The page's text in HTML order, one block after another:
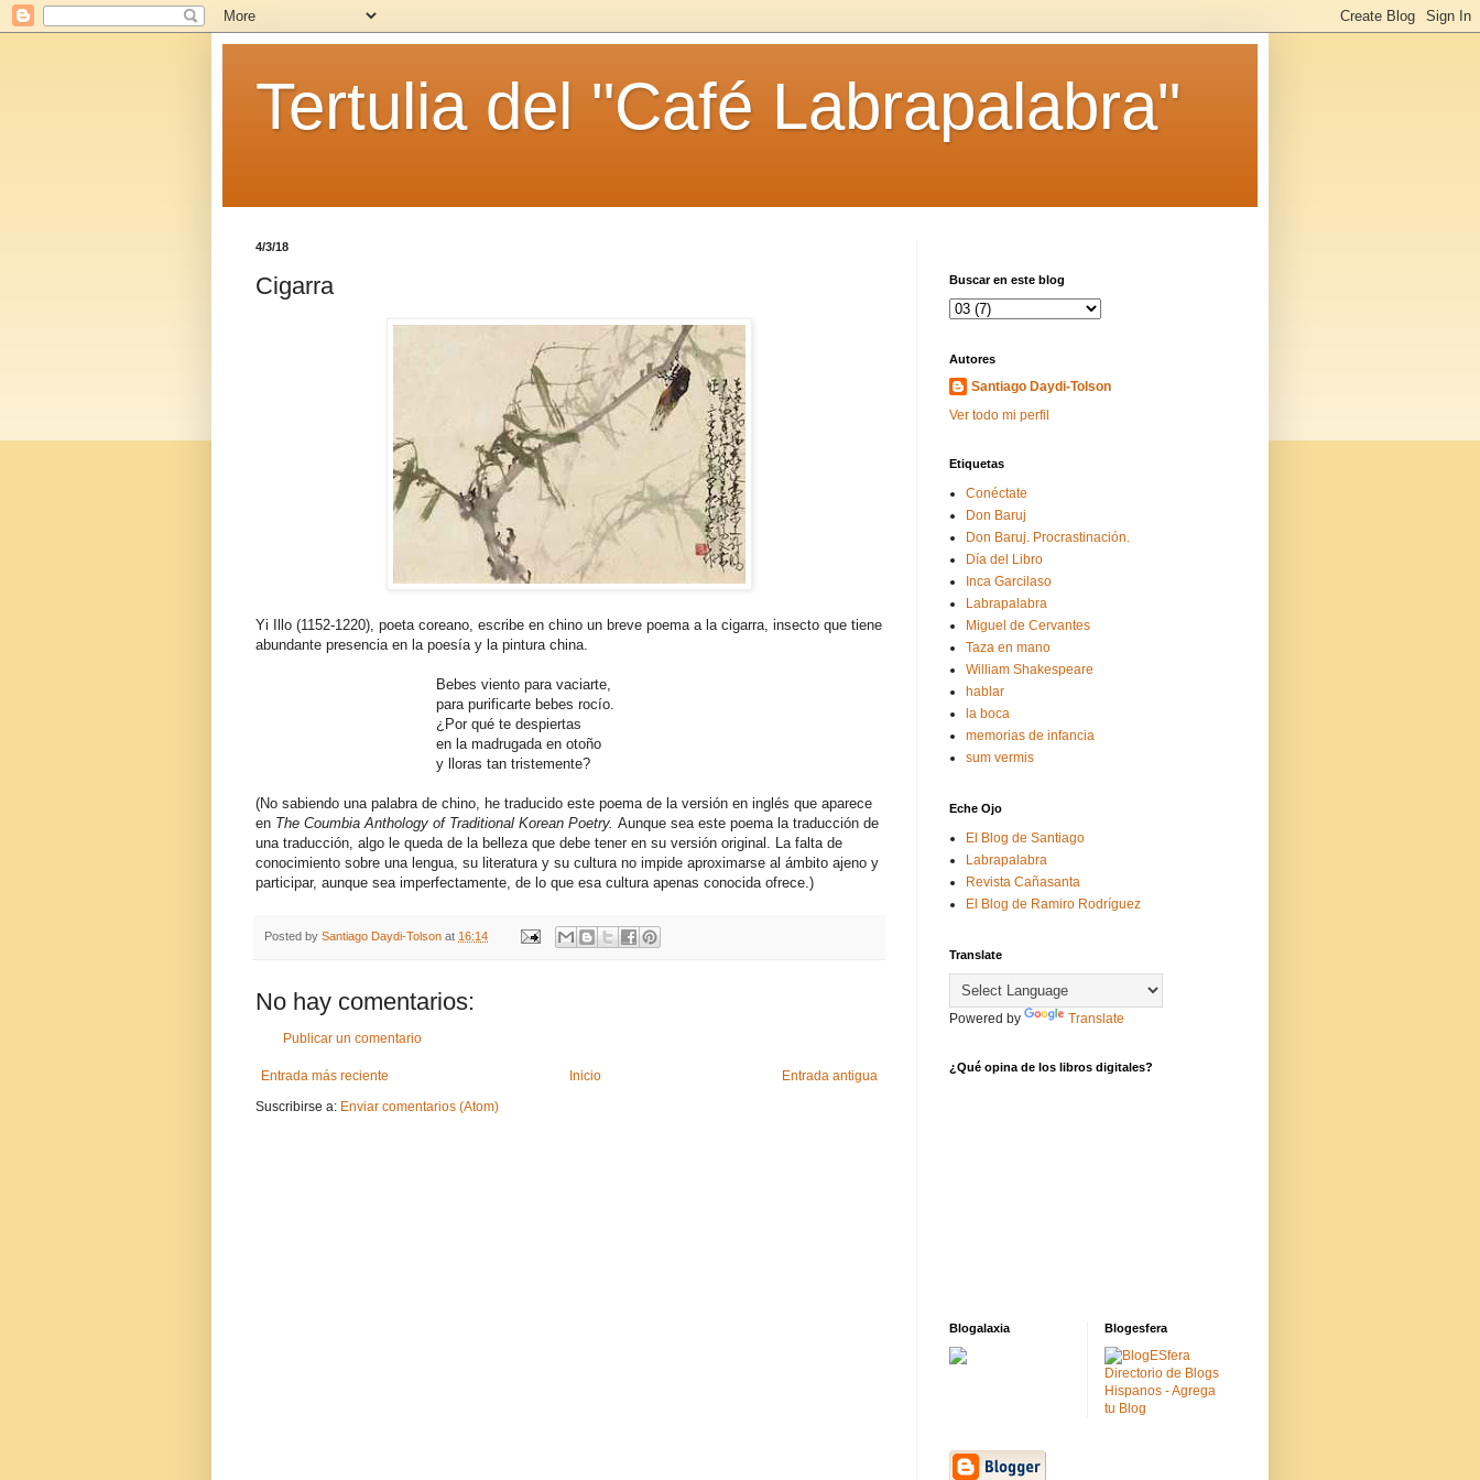
Tertulia del "Café Labrapalabra"
4/3/18
Cigarra
Yi Illo (1152-1220), poeta coreano, escribe en chino un breve poema a la cigarra, insecto que tiene
abundante presencia en la poesía y la pintura china.
Bebes viento para vaciarte,
para purificarte bebes rocío.
¿Por qué te despiertas
en la madrugada en otoño
y lloras tan tristemente?
(No sabiendo una palabra de chino, he traducido este poema de la versión en inglés que aparece
en The Coumbia Anthology of Traditional Korean Poetry. Aunque sea este poema la traducción de
una traducción, algo le queda de la belleza que debe tener en su versión original. La falta de
conocimiento sobre una lengua, su literatura y su cultura no impide aproximarse al ámbito ajeno y
participar, aunque sea imperfectamente, de lo que esa cultura apenas conocida ofrece.)
Posted by Santiago Daydi-Tolson at 16:14
No hay comentarios:
Publicar un comentario
Entrada más reciente Entrada antigua
Inicio
Suscribirse a: Enviar comentarios (Atom)
Buscar en este blog
Autores
Santiago Daydi-Tolson
Ver todo mi perfil
Etiquetas
Conéctate
Don Baruj
Don Baruj. Procrastinación.
Día del Libro
Inca Garcilaso
Labrapalabra
Miguel de Cervantes
Taza en mano
William Shakespeare
hablar
la boca
memorias de infancia
sum vermis
Eche Ojo
El Blog de Santiago
Labrapalabra
Revista Cañasanta
El Blog de Ramiro Rodríguez
Translate
Powered by Translate
¿Qué opina de los libros digitales?
Blogalaxia Blogesfera